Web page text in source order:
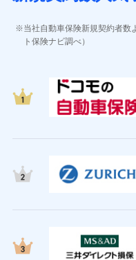
ソニー損害保険株式会
(https://
ＳＯＭＰＯダイレク
(https://www.sompo-
チューリッヒ保険会
(https://
(https://
ins.com/)
三井ダイレクト損害保
当社自動車保険新規契約者数
ト保険ナビ調べ）